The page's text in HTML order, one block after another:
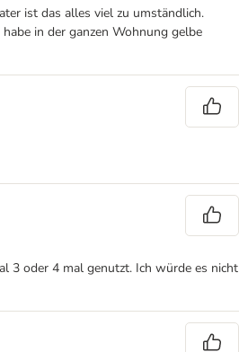
ist das alles viel zu umständlich.
in der ganzen Wohnung gelbe
3 oder 4 mal genutzt. Ich würde es nicht